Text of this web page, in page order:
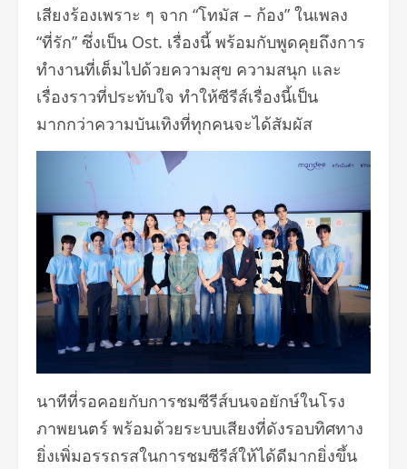
เสียงร้องเพราะ ๆ จาก “โทมัส – ก้อง” ในเพลง
“ที่รัก” ซึ่งเป็น Ost. เรื่องนี้ พร้อมกับพูดคุยถึงการ
ทำงานที่เต็มไปด้วยความสุข ความสนุก และ
เรื่องราวที่ประทับใจ ทำให้ซีรีส์เรื่องนี้เป็น
มากกว่าความบันเทิงที่ทุกคนจะได้สัมผัส
นาทีที่รอคอยกับการชมซีรีส์บนจอยักษ์ในโรง
ภาพยนตร์ พร้อมด้วยระบบเสียงที่ดังรอบทิศทาง
ยิ่งเพิ่มอรรถรสในการชมซีรีส์ให้ได้ดีมากยิ่งขึ้น